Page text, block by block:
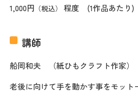
1,000円 （税込） 程度 (1作品あたり)
講師
船岡和夫 （紙ひもクラフト作家）
老後に向けて手を動かす事をモット